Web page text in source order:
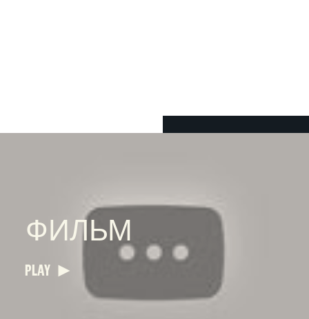
ФИЛЬМ
PLAY